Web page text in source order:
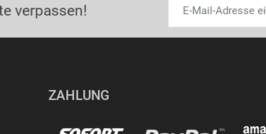
verpassen!
ZAHLUNG